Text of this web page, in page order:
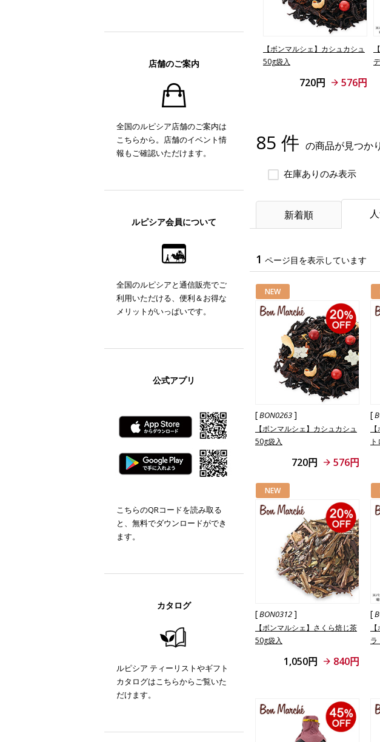
【ボンマルシェ】カシュカシュ
50g袋入
720円 576円
85 件 の商品が見つか
在庫ありのみ表示
新着順
1 ページ目を表示しています
NEW
[BON0263]
【ボンマルシェ】カシュカシュ
50g袋入
720円 576円
[
NEW
[BON0312]
【ボンマルシェ】さくら焙じ茶
50g袋入
1,050円 840円
[
ラ
店舗のご案内
全国のルピシア店舗のご案内は
こちらから。店舗のイベント情
報もご確認いただけます。
ルピシア会員について
全国のルピシアと通信販売でご
利用いただける、便利＆お得な
メリットがいっぱいです。
公式アプリ
こちらのQRコードを読み取る
と、無料でダウンロードができ
ます。
カタログ
ルピシア ティーリストやギフト
カタログはこちらからご覧いた
だけます。